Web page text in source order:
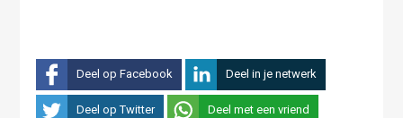
Deel op Facebook Deel in je netwerk
Deel op Twitter Deel met een vriend